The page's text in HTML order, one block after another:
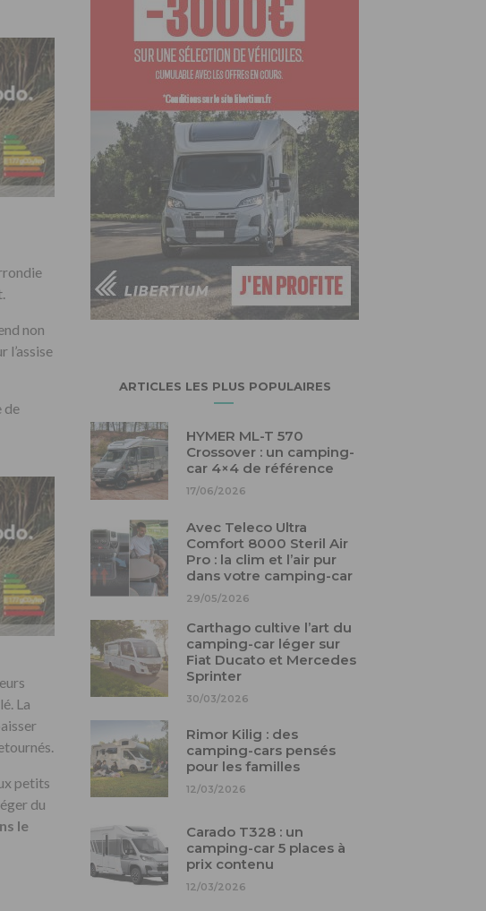
non
l’assise
de
La
petits
du
le
ARTICLES LES PLUS POPULAIRES
HYMER ML-T 570
Crossover : un camping-
car 4×4 de référence
17/06/2026
Avec Teleco Ultra
Comfort 8000 Steril Air
Pro : la clim et l’air pur
dans votre camping-car
29/05/2026
Carthago cultive l’art du
camping-car léger sur
Fiat Ducato et Mercedes
Sprinter
30/03/2026
Rimor Kilig : des
camping-cars pensés
pour les familles
12/03/2026
Carado T328 : un
camping-car 5 places à
prix contenu
12/03/2026